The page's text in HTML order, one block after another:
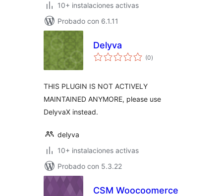
10+ instalaciones activas
Probado con 6.1.11
Delyva
(0total
de
)
THIS PLUGIN IS NOT ACTIVELY
MAINTAINED ANYMORE, please use
DelyvaX instead.
delyva
10+ instalaciones activas
Probado con 5.3.22
CSM Woocoomerce